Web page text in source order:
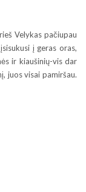
Velykas pačiupau
į geras oras,
ir kiaušinių-vis dar
juos visai pamiršau.